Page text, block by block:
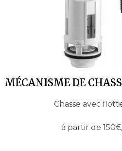
MÉCANISME DE
Chasse avec
à partir de